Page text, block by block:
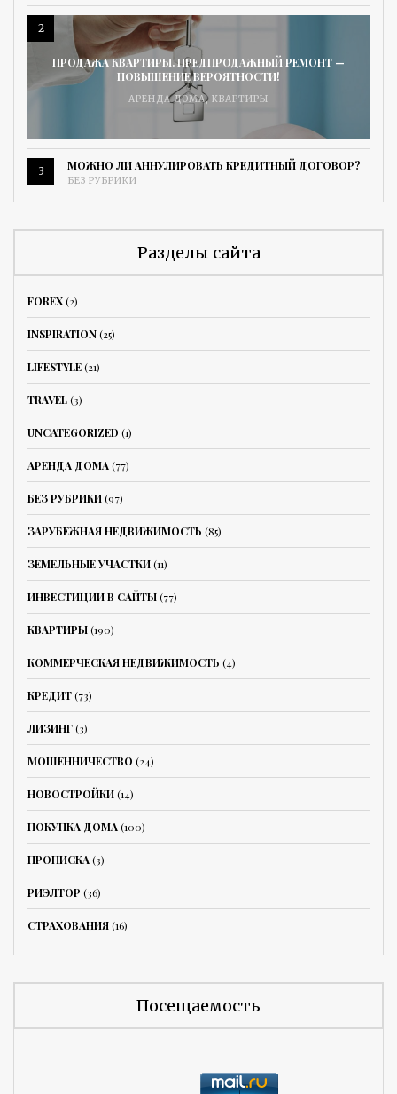
2
ПРОДАЖА КВАРТИРЫ. ПРЕДПРОДАЖНЫЙ РЕМОНТ —
ПОВЫШЕНИЕ ВЕРОЯТНОСТИ!
АРЕНДА ДОМА, КВАРТИРЫ
3 МОЖНО ЛИ АННУЛИРОВАТЬ КРЕДИТНЫЙ ДОГОВОР?
БЕЗ РУБРИКИ
Разделы сайта
FOREX(2)
INSPIRATION(25)
LIFESTYLE(21)
TRAVEL(3)
UNCATEGORIZED (1)
АРЕНДА ДОМА(77)
БЕЗ РУБРИКИ(97)
ЗАРУБЕЖНАЯ НЕДВИЖИМОСТЬ (85)
ЗЕМЕЛЬНЫЕ УЧАСТКИ(11)
ИНВЕСТИЦИИ В САЙТЫ(77)
КВАРТИРЫ(190)
КОММЕРЧЕСКАЯ НЕДВИЖИМОСТЬ (4)
КРЕДИТ(73)
ЛИЗИНГ(3)
МОШЕННИЧЕСТВО (24)
НОВОСТРОЙКИ(14)
ПОКУПКА ДОМА(100)
ПРОПИСКА(3)
РИЭЛТОР (36)
СТРАХОВАНИЯ(16)
Посещаемость